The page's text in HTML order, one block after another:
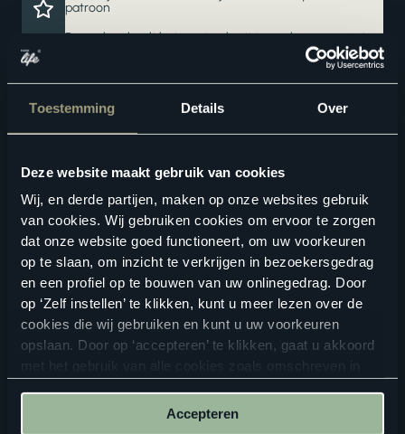
Toestemming Details Over
Deze website maakt gebruik van cookies
Wij, en derde partijen, maken op onze websites gebruik
van cookies. Wij gebruiken cookies om ervoor te zorgen
dat onze website goed functioneert, om uw voorkeuren
op te slaan, om inzicht te verkrijgen in bezoekersgedrag
en een profiel op te bouwen van uw onlinegedrag. Door
op ‘Zelf instellen’ te klikken, kunt u meer lezen over de
cookies die wij gebruiken en kunt u uw voorkeuren
opslaan. Door op ‘accepteren’ te klikken, gaat u akkoord
met het gebruik van alle cookies zoals omschreven in
Accepteren
patroon
Deze vloer haalt het maximale uit jouw vloerverwarming
Een waterbestendige vloer voor zorgeloos wooncomfort
Geschikte vloertoebehoren